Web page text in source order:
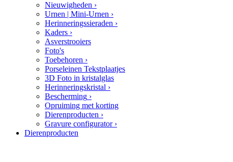
Nieuwigheden ›
Urnen | Mini-Urnen ›
Herinneringssieraden ›
Kaders ›
Asverstrooiers
Foto's
Toebehoren ›
Porseleinen Tekstplaatjes
3D Foto in kristalglas
Herinneringskristal ›
Bescherming ›
Opruiming met korting
Dierenproducten ›
Gravure configurator ›
Dierenproducten